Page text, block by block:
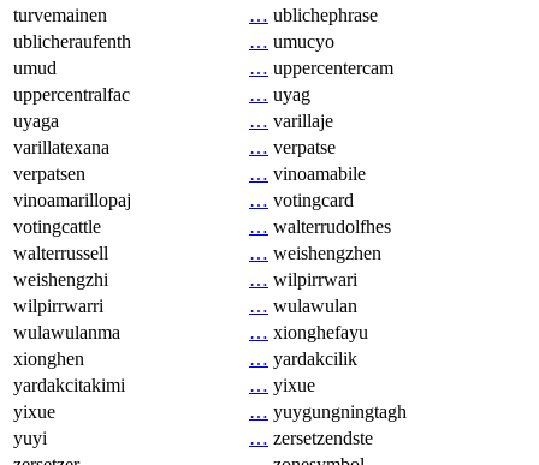
turvemainen
… ublichephrase
ublicheraufenth
… umucyo
umud
… uppercentercam
uppercentralfac
… uyag
uyaga
… varillaje
varillatexana
… verpatse
verpatsen
… vinoamabile
vinoamarillopaj
… votingcard
votingcattle
… walterrudolfhes
walterrussell
… weishengzhen
weishengzhi
… wilpirrwari
wilpirrwarri
… wulawulan
wulawulanma
… xionghefayu
xionghen
… yardakcilik
yardakcitakimi
… yixue
yixue
… yuygungningtagh
yuyi
… zersetzendste